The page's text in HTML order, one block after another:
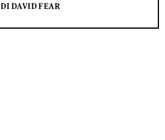
DI DAVID FEAR